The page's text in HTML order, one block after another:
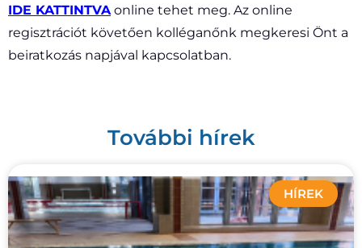
IDE KATTINTVAonline tehet meg. Az online
regisztrációt követően kolléganőnk megkeresi Önt a
beiratkozás napjával kapcsolatban.
További hírek
HÍREK